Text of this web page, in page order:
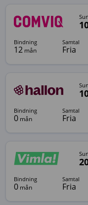
bindning
12 mån
samtal
Fria
bindning
0 mån
samtal
Fria
bindning
0 mån
samtal
Fria